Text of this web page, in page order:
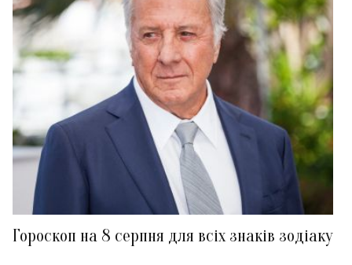
Гороскоп на 8 серпня для всіх знаків зодіаку